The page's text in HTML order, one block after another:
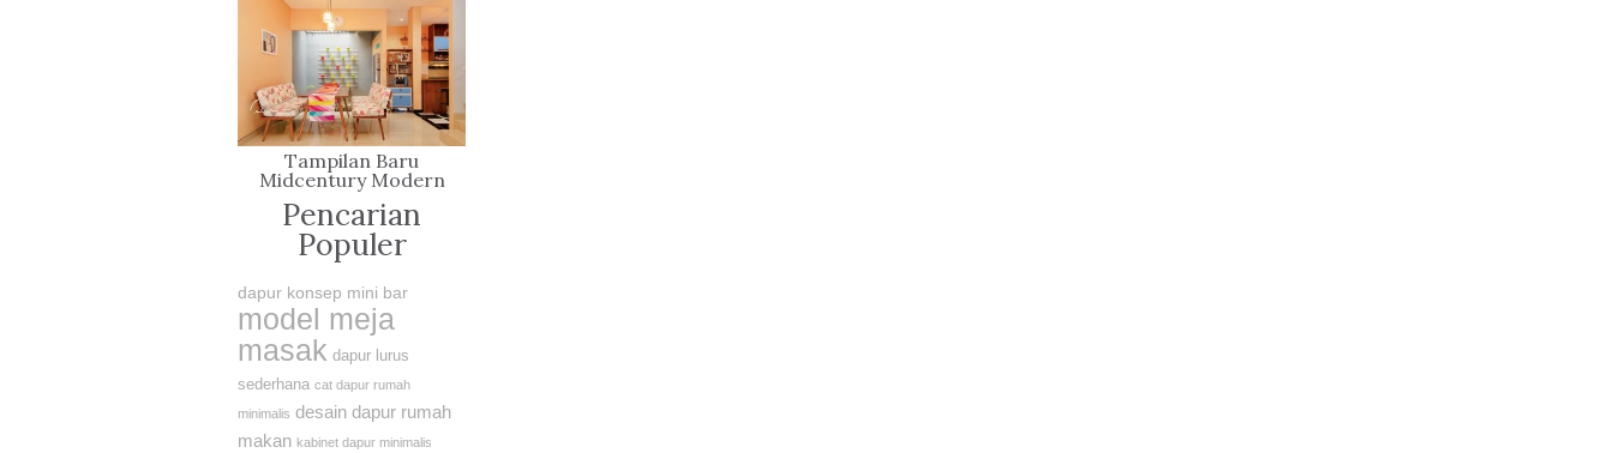
Tampilan Baru
Midcentury Modern
pada Desain Dapur Anda
Pencarian
Populer
dapur konsep mini bar
model meja
masak dapur lurus
sederhana cat dapur rumah
minimalis desain dapur rumah
makan kabinet dapur minimalis